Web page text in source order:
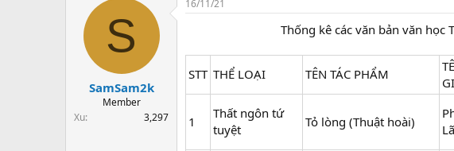
t
y
i
h
S
SamSam2k
Member
Xu
3,297
16/11/21
Thống kê các văn bản văn học
STT THỂ LOẠI TÊN TÁC PHẨM
1
Thất ngôn tứ
tuyệt
Tỏ lòng (Thuật hoài)